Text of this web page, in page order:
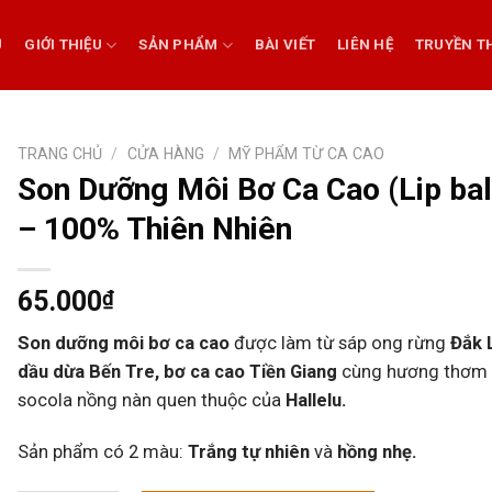
GIỚI THIỆU SẢN PHẨM BÀI VIẾT LIÊN HỆ TRUYỀN
TRANG CHỦ / CỬA HÀNG / MỸ PHẨM TỪ CA CAO
Son Dưỡng Môi Bơ Ca Cao (Lip
– 100% Thiên Nhiên
65.000₫
Son dưỡng môi bơ ca cao được làm từ sáp ong rừng Đắk
dầu dừa Bến Tre, bơ ca cao Tiền Giang cùng hương thơm
socola nồng nàn quen thuộc của Hallelu.
Sản phẩm có 2 màu: Trắng tự nhiên và hồng nhẹ.